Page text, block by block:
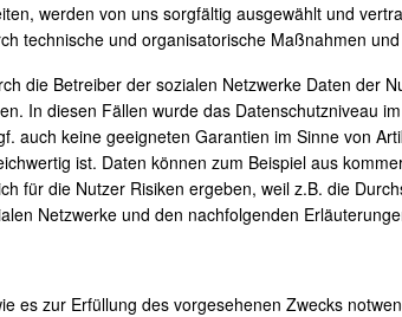
werden von uns sorgfältig ausgewählt und
technische und organisatorische Maßnahmen
die Betreiber der sozialen Netzwerke Daten der
In diesen Fällen wurde das Datenschutzniveau
auch keine geeigneten Garantien im Sinne von
ist. Daten können zum Beispiel aus
für die Nutzer Risiken ergeben, weil z.B. die
Netzwerke und den nachfolgenden
es zur Erfüllung des vorgesehenen Zwecks